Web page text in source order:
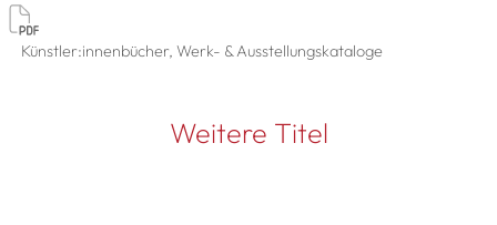
Künstler:innenbücher, Werk- & Ausstellungskataloge
Weitere Titel